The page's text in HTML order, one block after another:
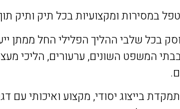
במסירות ומקצועיות בכל תיק ותיק
בכל שלבי ההליך הפלילי החל ממתן
המשפט השונים, ערעורים, הליכי
בייצוג יסודי, מקצוע ואיכותי עם